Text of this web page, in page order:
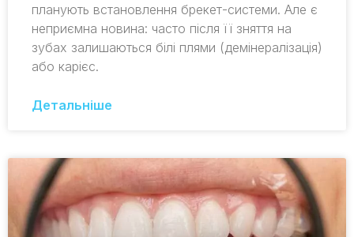
планують встановлення брекет-системи. Але є
неприємна новина: часто після її зняття на
зубах залишаються білі плями (демінералізація)
або карієс.
Детальніше